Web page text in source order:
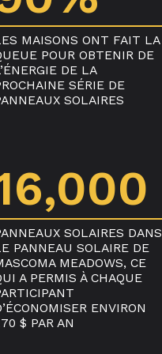
MAISONS ONT FAIT LA
POUR OBTENIR DE
DE LA
SÉRIE DE
SOLAIRES
SOLAIRES DANS
PANNEAU SOLAIRE DE
MEADOWS, CE
A PERMIS À CHAQUE
ENVIRON
$ PAR AN